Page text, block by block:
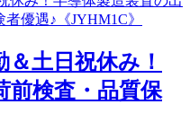
＆土日祝休み！
前検査・品質保